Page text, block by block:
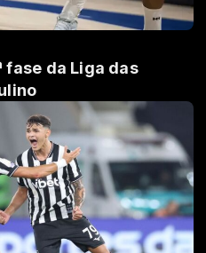
fase da Liga das